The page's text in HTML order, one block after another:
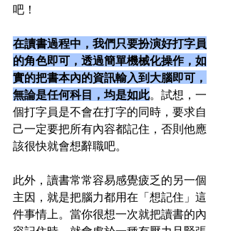
吧！
在讀書過程中，我們只要扮演好打字員
的角色即可，透過簡單機械化操作，如
實的把書本內的資訊輸入到大腦即可，
無論是任何科目，均是如此。試想，一
個打字員是不會在打字的同時，要求自
己一定要把所有內容都記住，否則他應
該很快就會想辭職吧。
此外，讀書常常容易感覺疲乏的另一個
主因，就是把腦力都用在「想記住」這
件事情上。當你很想一次就把讀書的內